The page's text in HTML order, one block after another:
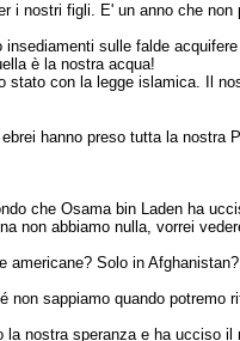
i nostri figli. E' un anno che
sulle falde
è la nostra acqua!
con la legge islamica. Il
hanno preso tutta la nostra
che Osama bin Laden ha
non abbiamo nulla, vorrei
Solo in
sappiamo quando potremo
nostra speranza e ha ucciso il